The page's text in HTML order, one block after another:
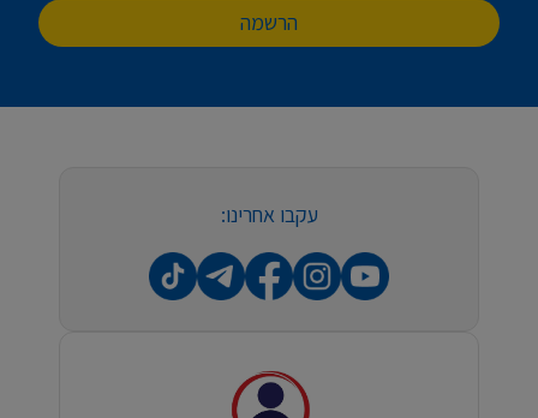
הרשמה
עקבו אחרינו: